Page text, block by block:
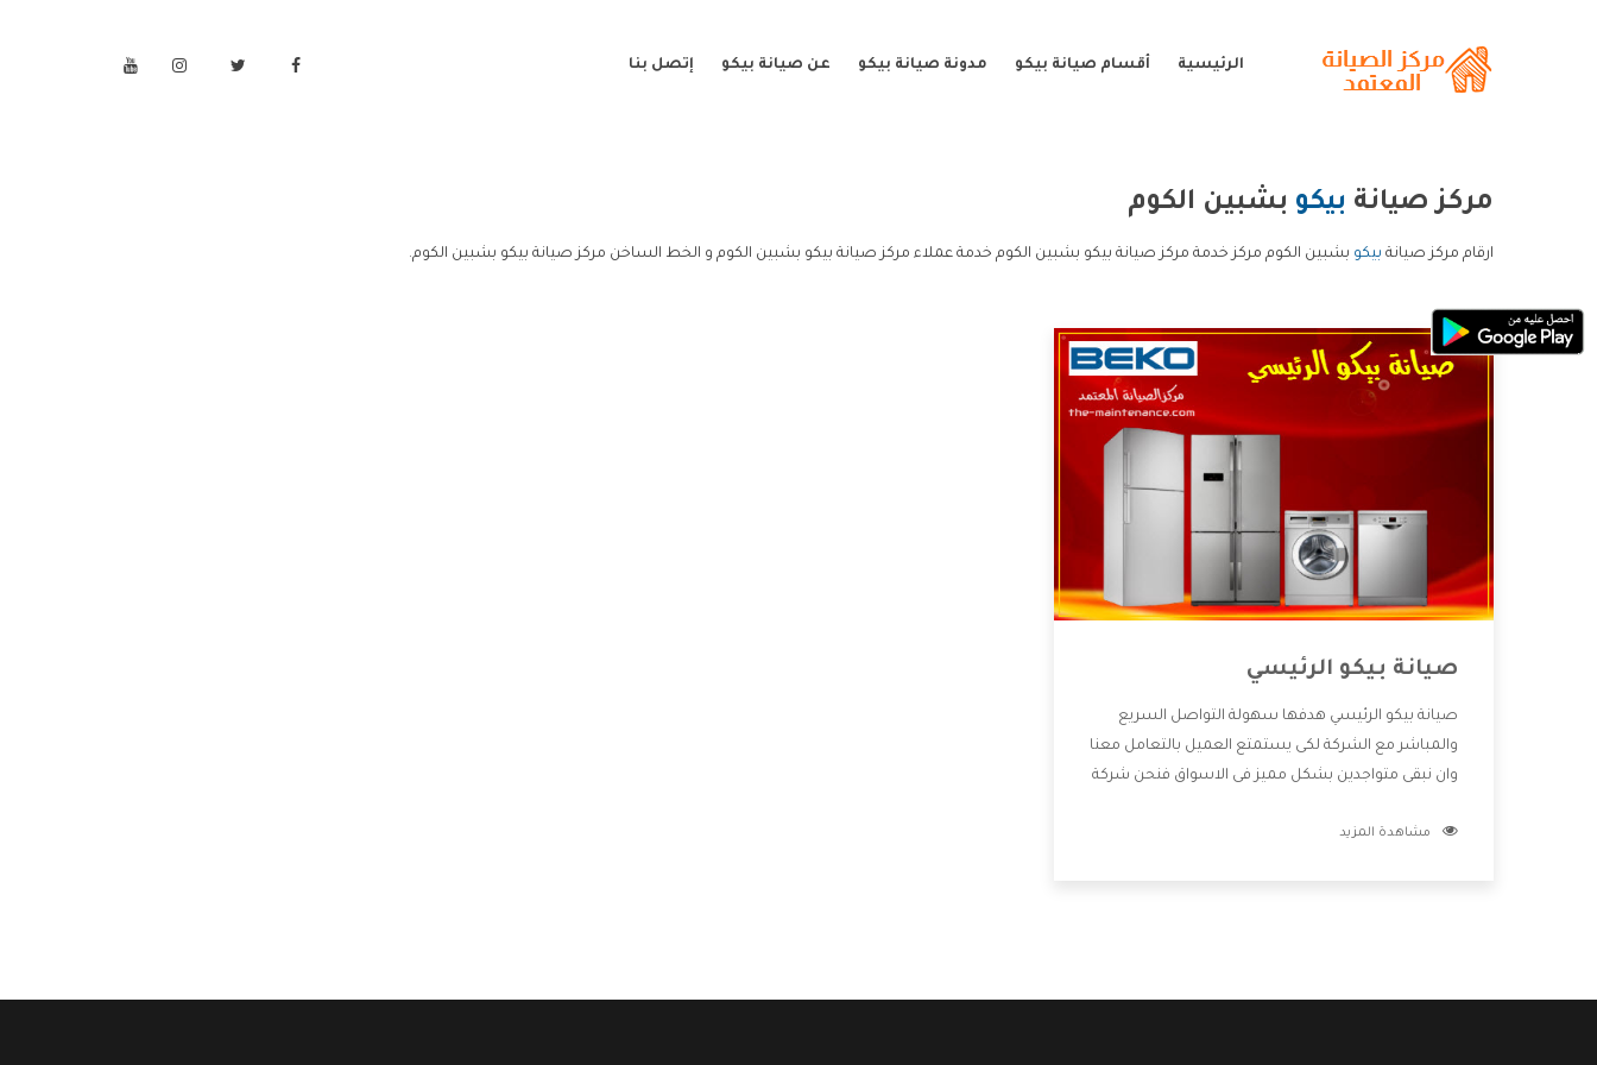
الرئيسية أقسام صيانة بيكو مدونة صيانة بيكو عن صيانة بيكو إتصل بنا
مركز صيانة بيكو بشبين الكوم
ارقام مركز صيانة بيكو بشبين الكوم مركز خدمة مركز صيانة بيكو بشبين الكوم خدمة عملاء مركز صيانة بيكو بشبين الكوم و الخط الساخن مركز صيانة بيكو بشبين الكوم.
صيانة بيكو الرئيسي
صيانة بيكو الرئيسي هدفها سهولة التواصل السريع
والمباشر مع الشركة لكى يستمتع العميل بالتعامل معنا
وان نبقى متواجدين بشكل مميز فى الاسواق فنحن شركة
بالخدمات التى تنفرد الشركة بها والتى تكون منها خدمة
مشاهدة المزيد